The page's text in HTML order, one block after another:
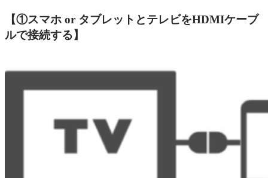
【①スマホ or タブレットとテレビをHDMIケーブ
ルで接続する】